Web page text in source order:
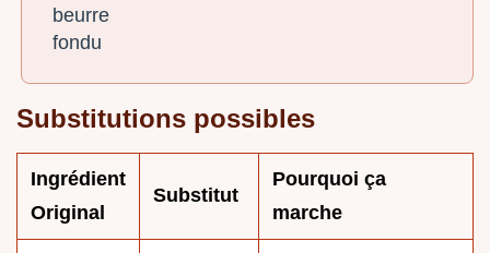
beurre
fondu
Substitutions possibles
Ingrédient
Original
Substitut
Pourquoi ça
marche